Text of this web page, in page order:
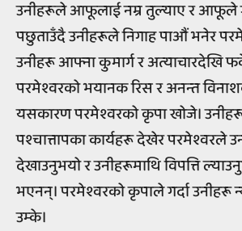
उनीहरूले आफूलाई नम्र तुल्याए र आफूले
पछुताउँदै उनीहरूले निगाह पाऔं भनेर
उनीहरू आफ्ना कुमार्ग र अत्याचारदेखि
परमेश्वरको भयानक रिस र अनन्त
यसकारण परमेश्वरको कृपा खोजे।
पश्चात्तापका कार्यहरू देखेर परमेश्वरले
देखाउनुभयो र उनीहरूमाथि विपत्ति
भएनन्। परमेश्वरको कृपाले गर्दा उनीहरू
उम्के।